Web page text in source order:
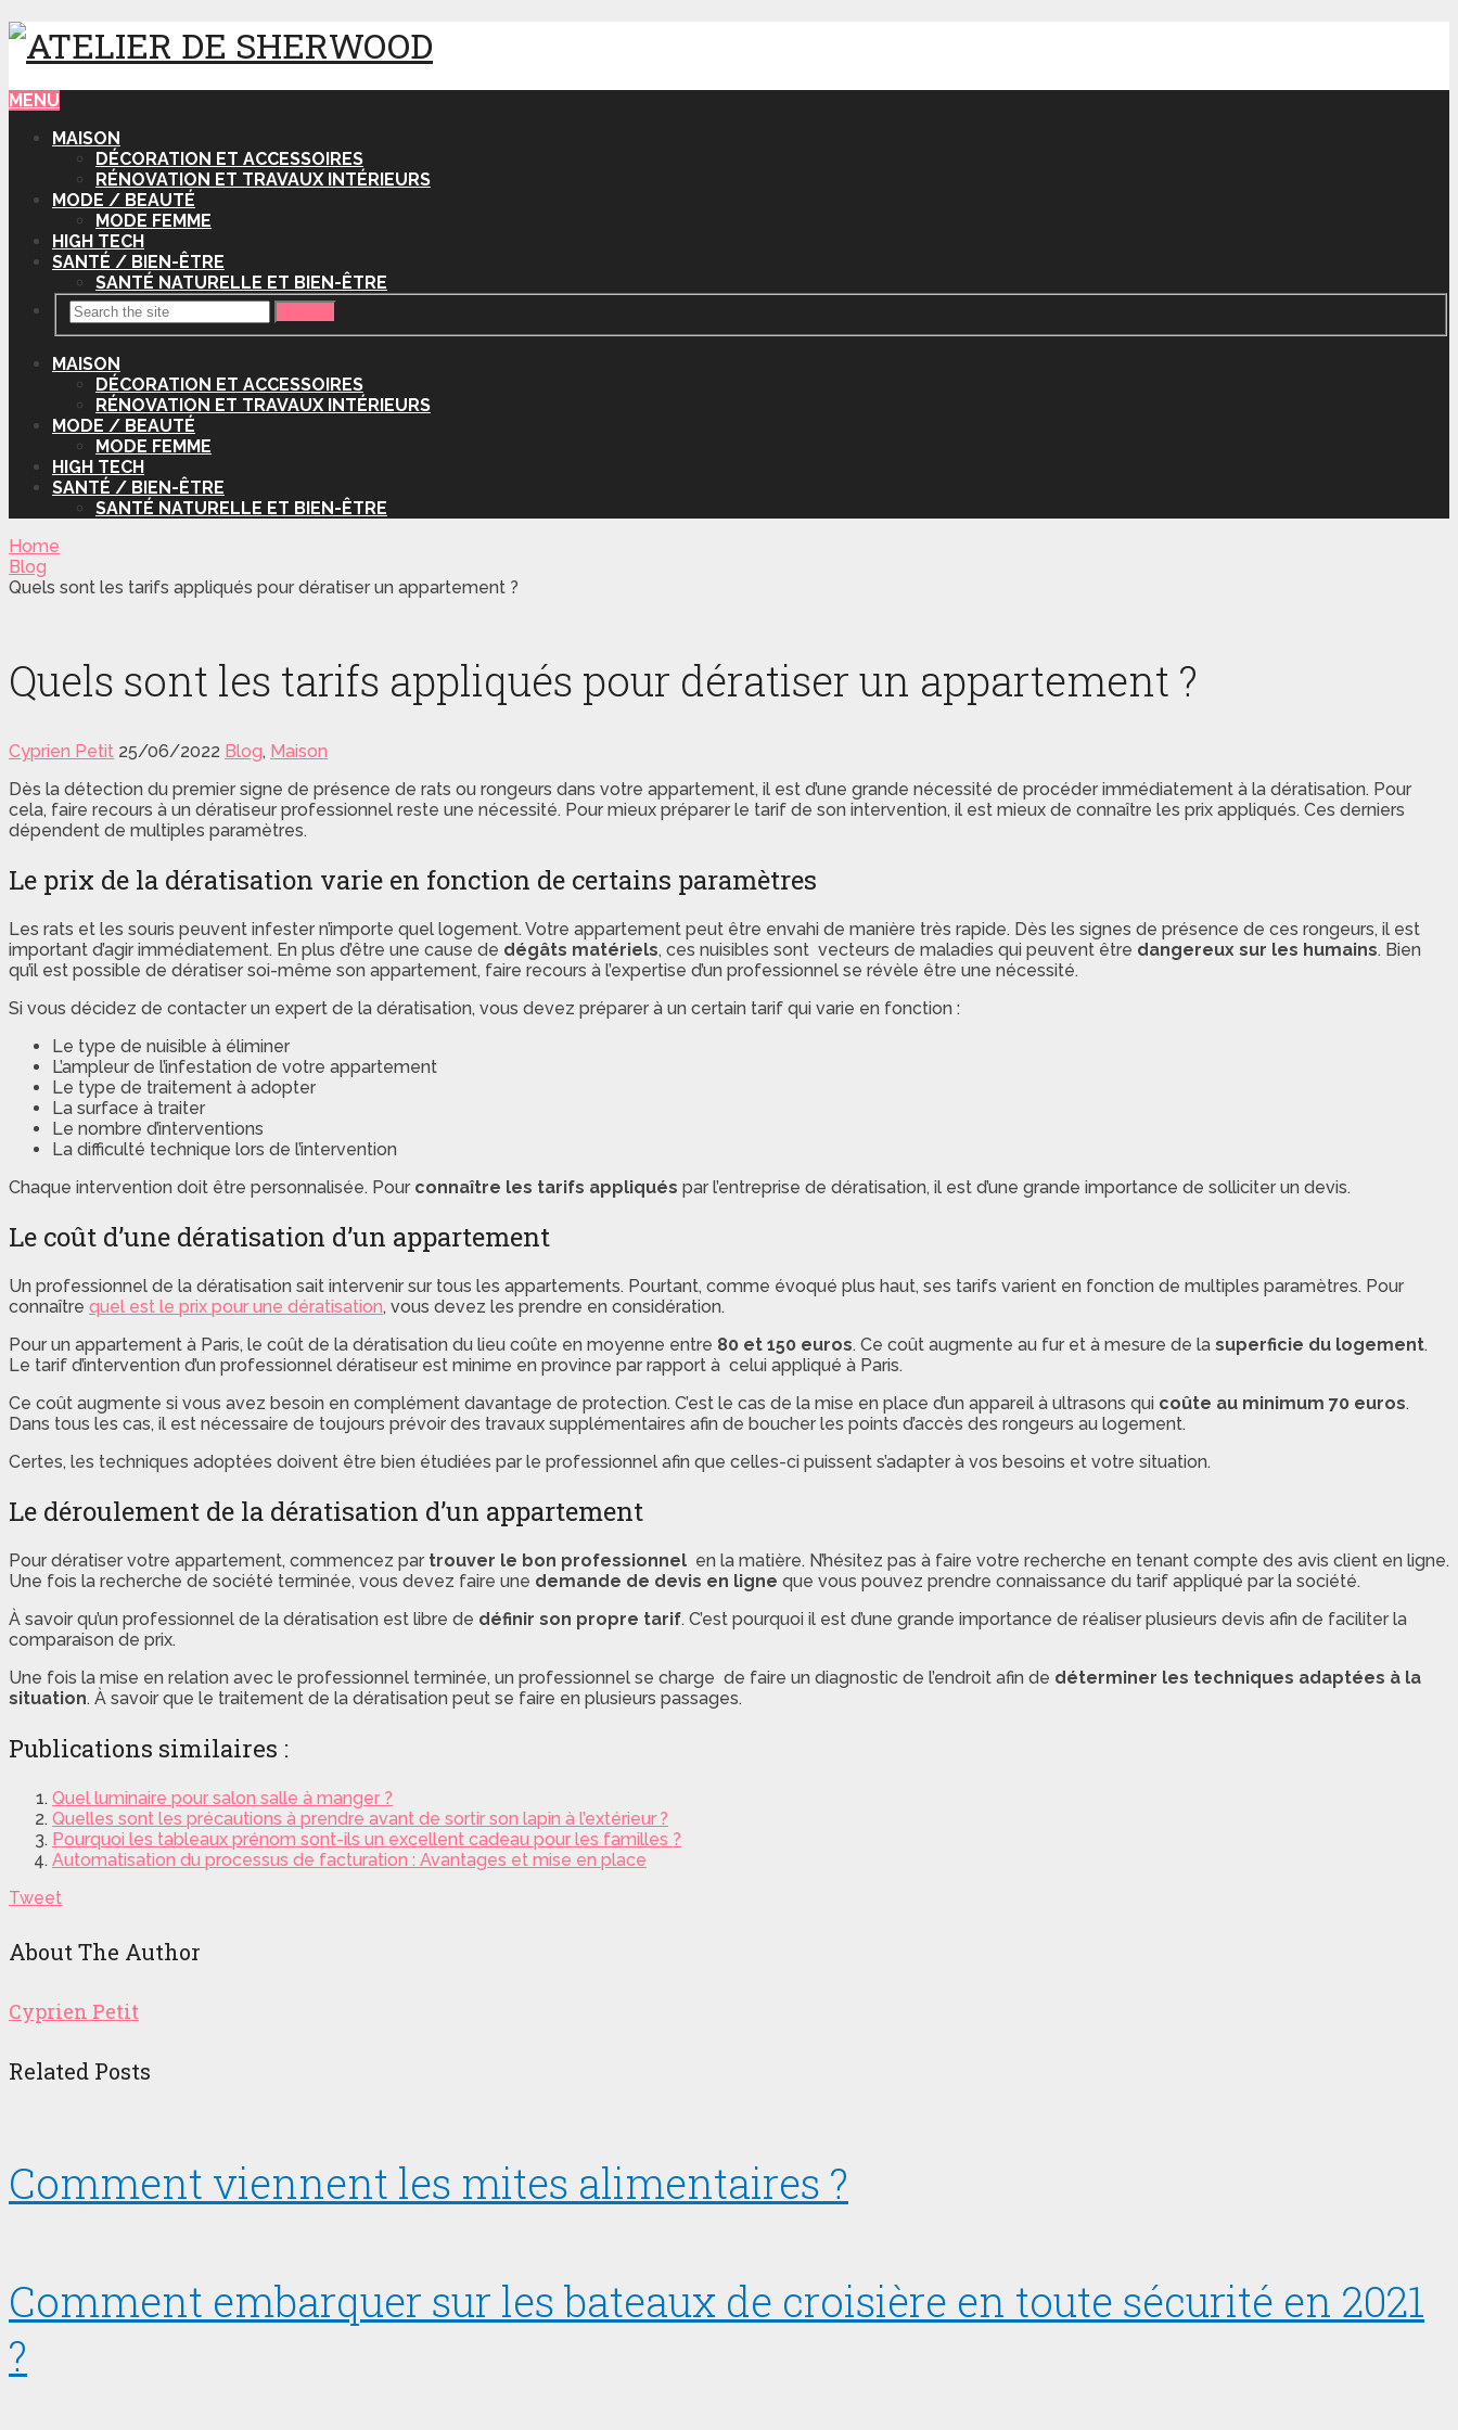
MENU
MAISON
DÉCORATION ET ACCESSOIRES
RÉNOVATION ET TRAVAUX INTÉRIEURS
MODE / BEAUTÉ
MODE FEMME
HIGH TECH
SANTÉ / BIEN-ÊTRE
SANTÉ NATURELLE ET BIEN-ÊTRE
MAISON
DÉCORATION ET ACCESSOIRES
RÉNOVATION ET TRAVAUX INTÉRIEURS
MODE / BEAUTÉ
MODE FEMME
HIGH TECH
SANTÉ / BIEN-ÊTRE
SANTÉ NATURELLE ET BIEN-ÊTRE
Home
Blog
Quels sont les tarifs appliqués pour dératiser un appartement ?
Quels sont les tarifs appliqués pour dératiser un appartement ?
Cyprien Petit 25/06/2022 Blog, Maison
Dès la détection du premier signe de présence de rats ou rongeurs dans votre appartement, il est d’une grande nécessité de procéder immédiatement à la dératisation. Pour
cela, faire recours à un dératiseur professionnel reste une nécessité. Pour mieux préparer le tarif de son intervention, il est mieux de connaître les prix appliqués. Ces derniers
dépendent de multiples paramètres.
Le prix de la dératisation varie en fonction de certains paramètres
Les rats et les souris peuvent infester n’importe quel logement. Votre appartement peut être envahi de manière très rapide. Dès les signes de présence de ces rongeurs, il est
important d’agir immédiatement. En plus d’être une cause de dégâts matériels, ces nuisibles sont vecteurs de maladies qui peuvent être dangereux sur les humains. Bien
qu’il est possible de dératiser soi-même son appartement, faire recours à l’expertise d’un professionnel se révèle être une nécessité.
Si vous décidez de contacter un expert de la dératisation, vous devez préparer à un certain tarif qui varie en fonction :
Le type de nuisible à éliminer
L’ampleur de l’infestation de votre appartement
Le type de traitement à adopter
La surface à traiter
Le nombre d’interventions
La difficulté technique lors de l’intervention
Chaque intervention doit être personnalisée. Pour connaître les tarifs appliqués par l’entreprise de dératisation, il est d’une grande importance de solliciter un devis.
Le coût d’une dératisation d’un appartement
Un professionnel de la dératisation sait intervenir sur tous les appartements. Pourtant, comme évoqué plus haut, ses tarifs varient en fonction de multiples paramètres. Pour
connaître quel est le prix pour une dératisation, vous devez les prendre en considération.
Pour un appartement à Paris, le coût de la dératisation du lieu coûte en moyenne entre 80 et 150 euros. Ce coût augmente au fur et à mesure de la superficie du logement.
Le tarif d’intervention d’un professionnel dératiseur est minime en province par rapport à celui appliqué à Paris.
Ce coût augmente si vous avez besoin en complément davantage de protection. C’est le cas de la mise en place d’un appareil à ultrasons qui coûte au minimum 70 euros.
Dans tous les cas, il est nécessaire de toujours prévoir des travaux supplémentaires afin de boucher les points d’accès des rongeurs au logement.
Certes, les techniques adoptées doivent être bien étudiées par le professionnel afin que celles-ci puissent s’adapter à vos besoins et votre situation.
Le déroulement de la dératisation d’un appartement
Pour dératiser votre appartement, commencez par trouver le bon professionnel en la matière. N’hésitez pas à faire votre recherche en tenant compte des avis client en ligne.
Une fois la recherche de société terminée, vous devez faire une demande de devis en ligne que vous pouvez prendre connaissance du tarif appliqué par la société.
À savoir qu’un professionnel de la dératisation est libre de définir son propre tarif. C’est pourquoi il est d’une grande importance de réaliser plusieurs devis afin de faciliter la
comparaison de prix.
Une fois la mise en relation avec le professionnel terminée, un professionnel se charge de faire un diagnostic de l’endroit afin de déterminer les techniques adaptées à la
situation. À savoir que le traitement de la dératisation peut se faire en plusieurs passages.
Publications similaires :
Quel luminaire pour salon salle à manger ?
Quelles sont les précautions à prendre avant de sortir son lapin à l’extérieur ?
Pourquoi les tableaux prénom sont-ils un excellent cadeau pour les familles ?
Automatisation du processus de facturation : Avantages et mise en place
Tweet
About The Author
Cyprien Petit
Related Posts
Comment viennent les mites alimentaires ?
Comment embarquer sur les bateaux de croisière en toute sécurité en 2021
?